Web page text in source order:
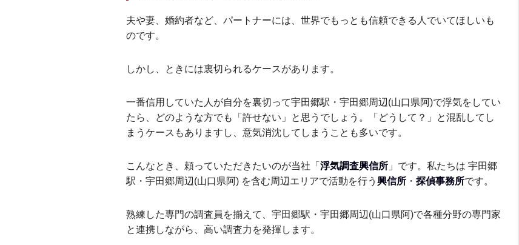
夫や妻、婚約者など、パートナーには、世界でもっとも信頼できる人でいてほしいも
のです。
しかし、ときには裏切られるケースがあります。
一番信用していた人が自分を裏切って宇田郷駅・宇田郷周辺(山口県阿)で浮気をしてい
たら、どのような方でも「許せない」と思うでしょう。「どうして？」と混乱してし
まうケースもありますし、意気消沈してしまうことも多いです。
こんなとき、頼っていただきたいのが当社「浮気調査興信所 」です。私たちは 宇田郷
駅・宇田郷周辺(山口県阿) を含む周辺エリアで活動を行う 興信所 ・ 探偵事務所です。
熟練した専門の調査員を揃えて、宇田郷駅・宇田郷周辺(山口県阿)で各種分野の専門家
と連携しながら、高い調査力を発揮します。